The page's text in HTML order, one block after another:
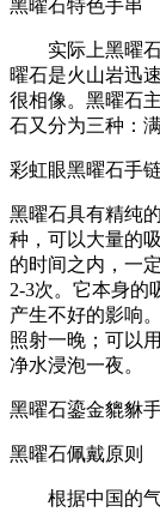
黑曜石特色手串
实际上黑曜石
曜石是火山岩迅
很相像。黑曜石
石又分为三种：
彩虹眼黑曜石手
黑曜石具有精纯
种，可以大量的
的时间之内，一
2-3次。它本身的
产生不好的影响
照射一晚；可以
净水浸泡一夜。
黑曜石鎏金貔貅
黑曜石佩戴原则
根据中国的气